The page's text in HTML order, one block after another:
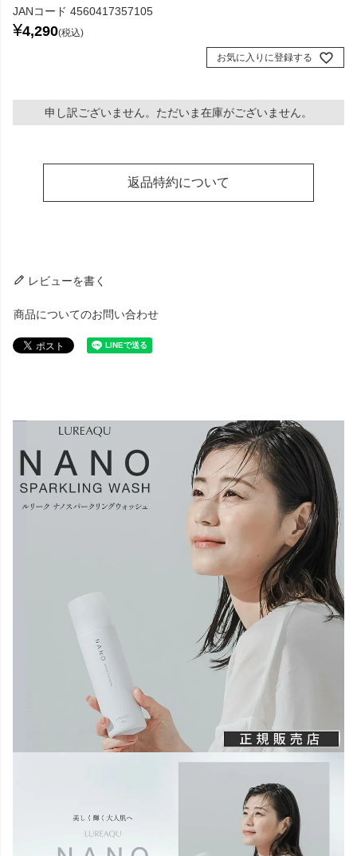
JANコード 4560417357105
¥4,290 税込
お気に入りに登録する
申し訳ございません。ただいま在庫がございません。
返品特約について
レビューを書く
商品についてのお問い合わせ